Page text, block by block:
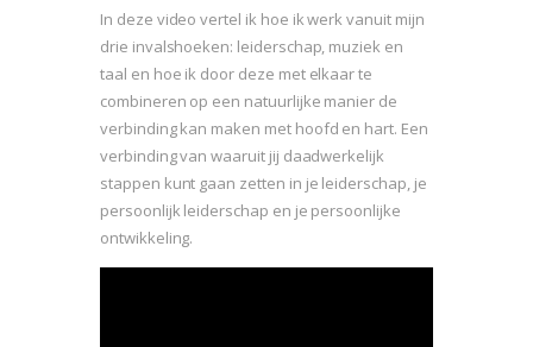
In deze video vertel ik hoe ik werk vanuit mijn
drie invalshoeken: leiderschap, muziek en
taal en hoe ik door deze met elkaar te
combineren op een natuurlijke manier de
verbinding kan maken met hoofd en hart. Een
verbinding van waaruit jij daadwerkelijk
stappen kunt gaan zetten in je leiderschap, je
persoonlijk leiderschap en je persoonlijke
ontwikkeling.